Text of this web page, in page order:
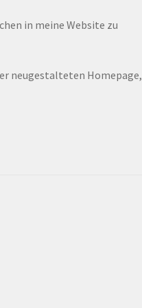
in meine Website zu
neugestalteten Homepage,